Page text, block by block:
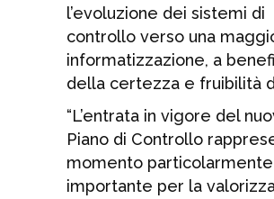
l’evoluzione dei sistemi di
controllo verso una
informatizzazione, a
della certezza e fruibilità
“L’entrata in vigore del
Piano di Controllo
momento particolarmente
importante per la